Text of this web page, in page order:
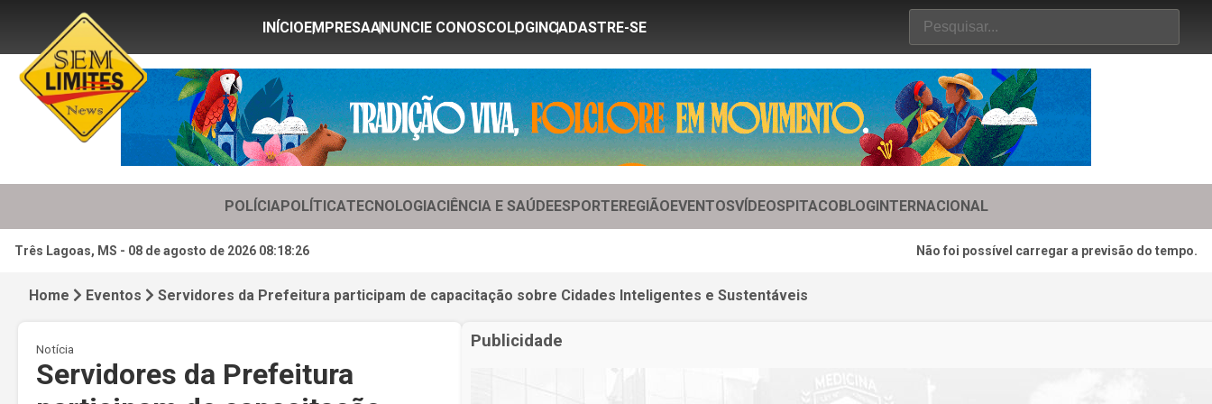
INÍCIOEMPRESAANUNCIE CONOSCOLOGINCADASTRE-SE
POLÍCIAPOLÍTICATECNOLOGIACIÊNCIA E SAÚDEESPORTEREGIÃOEVENTOSVÍDEOSPITACOBLOGINTERNACIONAL
Três Lagoas, MS - 08 de agosto de 2026 08:18:28 Não foi possível carregar a previsão do tempo.
Home Eventos Servidores da Prefeitura participam de capacitação sobre Cidades Inteligentes e Sustentáveis
Notícia
Servidores da Prefeitura
Publicidade